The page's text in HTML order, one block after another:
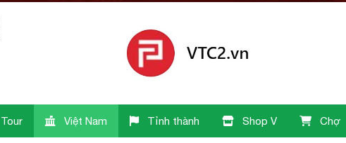
Tour Việt Nam Tỉnh thành Shop V Chợ